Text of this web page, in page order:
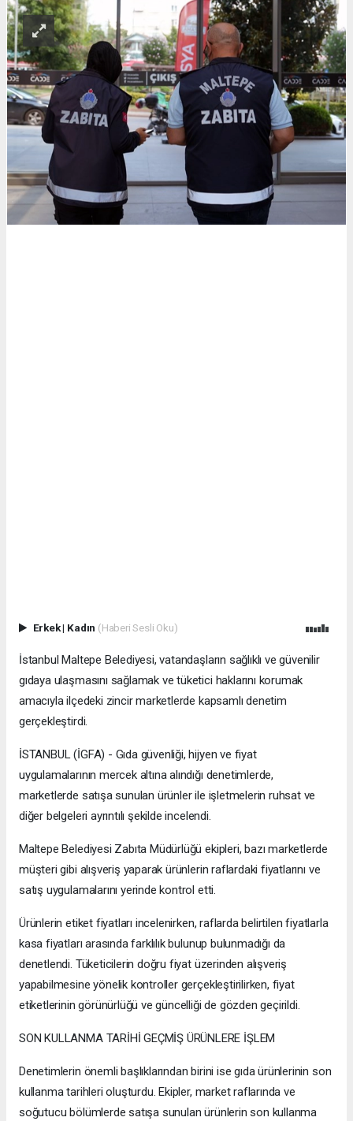
Erkek| Kadın (Haberi Sesli Oku)
İstanbul Maltepe Belediyesi, vatandaşların sağlıklı ve güvenilir
gıdaya ulaşmasını sağlamak ve tüketici haklarını korumak
amacıyla ilçedeki zincir marketlerde kapsamlı denetim
gerçekleştirdi.
İSTANBUL (İGFA) - Gıda güvenliği, hijyen ve fiyat
uygulamalarının mercek altına alındığı denetimlerde,
marketlerde satışa sunulan ürünler ile işletmelerin ruhsat ve
diğer belgeleri ayrıntılı şekilde incelendi.
Maltepe Belediyesi Zabıta Müdürlüğü ekipleri, bazı marketlerde
müşteri gibi alışveriş yaparak ürünlerin raflardaki fiyatlarını ve
satış uygulamalarını yerinde kontrol etti.
Ürünlerin etiket fiyatları incelenirken, raflarda belirtilen fiyatlarla
kasa fiyatları arasında farklılık bulunup bulunmadığı da
denetlendi. Tüketicilerin doğru fiyat üzerinden alışveriş
yapabilmesine yönelik kontroller gerçekleştirilirken, fiyat
etiketlerinin görünürlüğü ve güncelliği de gözden geçirildi.
SON KULLANMA TARİHİ GEÇMİŞ ÜRÜNLERE İŞLEM
Denetimlerin önemli başlıklarından birini ise gıda ürünlerinin son
kullanma tarihleri oluşturdu. Ekipler, market raflarında ve
soğutucu bölümlerde satışa sunulan ürünlerin son kullanma